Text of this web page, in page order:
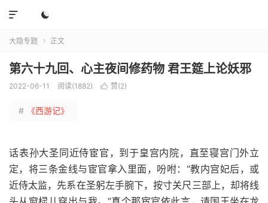


大隐专题  正文
第六十九回、心主夜间修药物 君王筵上论妖邪
2022-06-11 阅读(1882)  赞(2)
# 《西游记》
话表孙大圣同近侍宦官，到于皇宫内院，直至寝宫门外立
定，将三条金线与宦官拿入里面，吩咐：“教内宫妃后，或
近侍太监，先系在圣躬左手腕下，按寸关尺三部上，却将线